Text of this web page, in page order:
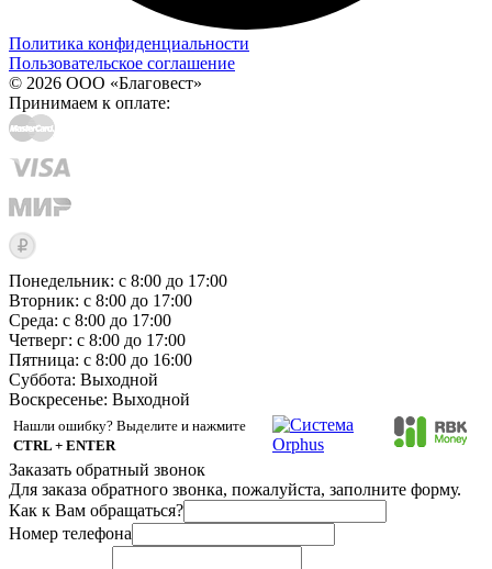
Политика конфиденциальности
Пользовательское соглашение
© 2026 ООО «Благовест»
Принимаем к оплате:
Понедельник: с 8:00 до 17:00
Вторник: с 8:00 до 17:00
Среда: с 8:00 до 17:00
Четверг: с 8:00 до 17:00
Пятница: с 8:00 до 16:00
Суббота: Выходной
Воскресенье: Выходной
Нашли ошибку? Выделите и нажмите
CTRL + ENTER
Заказать обратный звонок
Для заказа обратного звонка, пожалуйста, заполните форму.
Как к Вам обращаться?
Номер телефона